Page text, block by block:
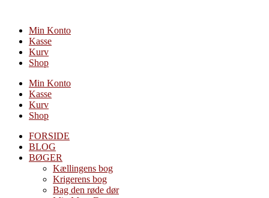
indholdMin Konto
Kasse
Kurv
Shop
Min Konto
Kasse
Kurv
Shop
FORSIDE
BLOG
BØGER
Kællingens bog
Krigerens bog
Bag den røde dør